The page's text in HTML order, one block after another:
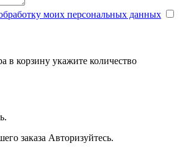
моих персональных данных
в корзину укажите количество
заказа Авторизуйтесь.